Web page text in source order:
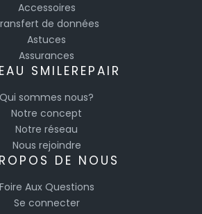
Accessoires
de données
Astuces
Assurances
SMILEREPAIR
Qui sommes nous?
Notre concept
Notre réseau
Nous rejoindre
DE NOUS
Foire Aux Questions
Se connecter